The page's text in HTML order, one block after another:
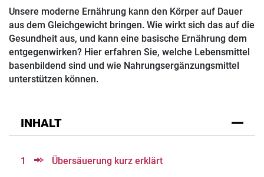
Unsere moderne Ernährung kann den Körper auf Dauer
aus dem Gleichgewicht bringen. Wie wirkt sich das auf die
Gesundheit aus, und kann eine basische Ernährung dem
entgegenwirken? Hier erfahren Sie, welche Lebensmittel
basenbildend sind und wie Nahrungsergänzungsmittel
unterstützen können.
INHALT
1 Übersäuerung kurz erklärt